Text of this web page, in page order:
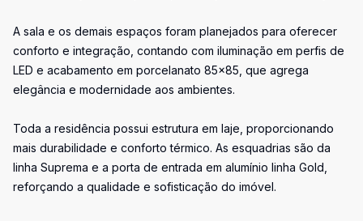
A sala e os demais espaços foram planejados para oferecer
conforto e integração, contando com iluminação em perfis de
LED e acabamento em porcelanato 85x85, que agrega
elegância e modernidade aos ambientes.
Toda a residência possui estrutura em laje, proporcionando
mais durabilidade e conforto térmico. As esquadrias são da
linha Suprema e a porta de entrada em alumínio linha Gold,
reforçando a qualidade e sofisticação do imóvel.